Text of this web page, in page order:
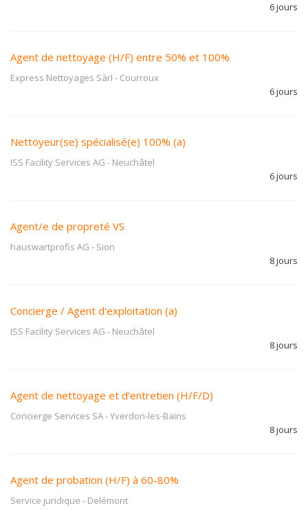
6 jours
Agent de nettoyage (H/F) entre 50% et 100%
Express Nettoyages Sàrl - Courroux
6 jours
Nettoyeur(se) spécialisé(e) 100% (a)
ISS Facility Services AG - Neuchâtel
6 jours
Agent/e de propreté VS
hauswartprofis AG - Sion
8 jours
Concierge / Agent d'exploitation (a)
ISS Facility Services AG - Neuchâtel
8 jours
Agent de nettoyage et d’entretien (H/F/D)
Concierge Services SA-Yverdon-les-Bains
8 jours
Agent de probation (H/F) à 60-80%
Service juridique - Delémont